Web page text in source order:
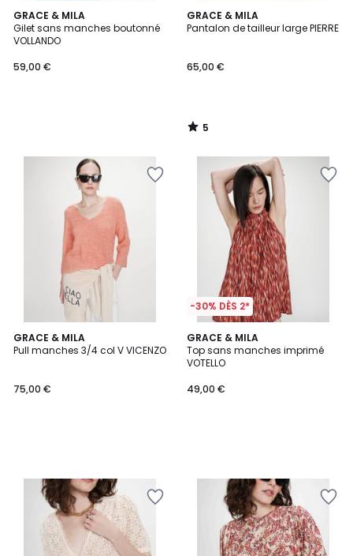
GRACE & MILA
Gilet sans manches boutonné
VOLLANDO
59,00 €
GRACE & MILA
Pantalon de tailleur large PIERRE
65,00 €
5
/
5
/
GRACE & MILA
Pull manches 3/4 col V VICENZO
75,00 €
-30% DÈS 2*
GRACE & MILA
Top sans manches imprimé
VOTELLO
49,00 €